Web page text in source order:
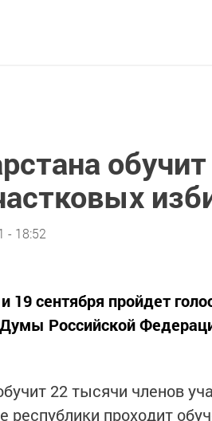
- 18:52
19 сентября пройдет
Думы Российской
22 тысячи членов
республики проходит